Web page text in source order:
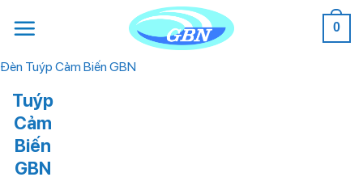
qua
dung
0
Đèn Tuýp Cảm Biến GBN
Tuýp
Cảm
Biến
GBN